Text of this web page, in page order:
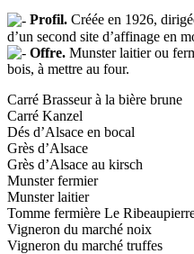
Profil. Créée en 1926,
d’un second site d’affinage en
Offre. Munster laitier ou
bois, à mettre au four.
Carré Brasseur à la bière brune
Carré Kanzel
Dés d’Alsace en bocal
Grès d’Alsace
Grès d’Alsace au kirsch
Munster fermier
Munster laitier
Tomme fermière Le
Vigneron du marché noix
Vigneron du marché truffes